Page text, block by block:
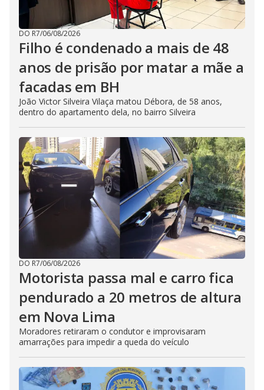
DO R7/06/08/2026
Filho é condenado a mais de 48
anos de prisão por matar a mãe a
facadas em BH
João Victor Silveira Vilaça matou Débora, de 58 anos,
dentro do apartamento dela, no bairro Silveira
DO R7/06/08/2026
Motorista passa mal e carro fica
pendurado a 20 metros de altura
em Nova Lima
Moradores retiraram o condutor e improvisaram
amarrações para impedir a queda do veículo